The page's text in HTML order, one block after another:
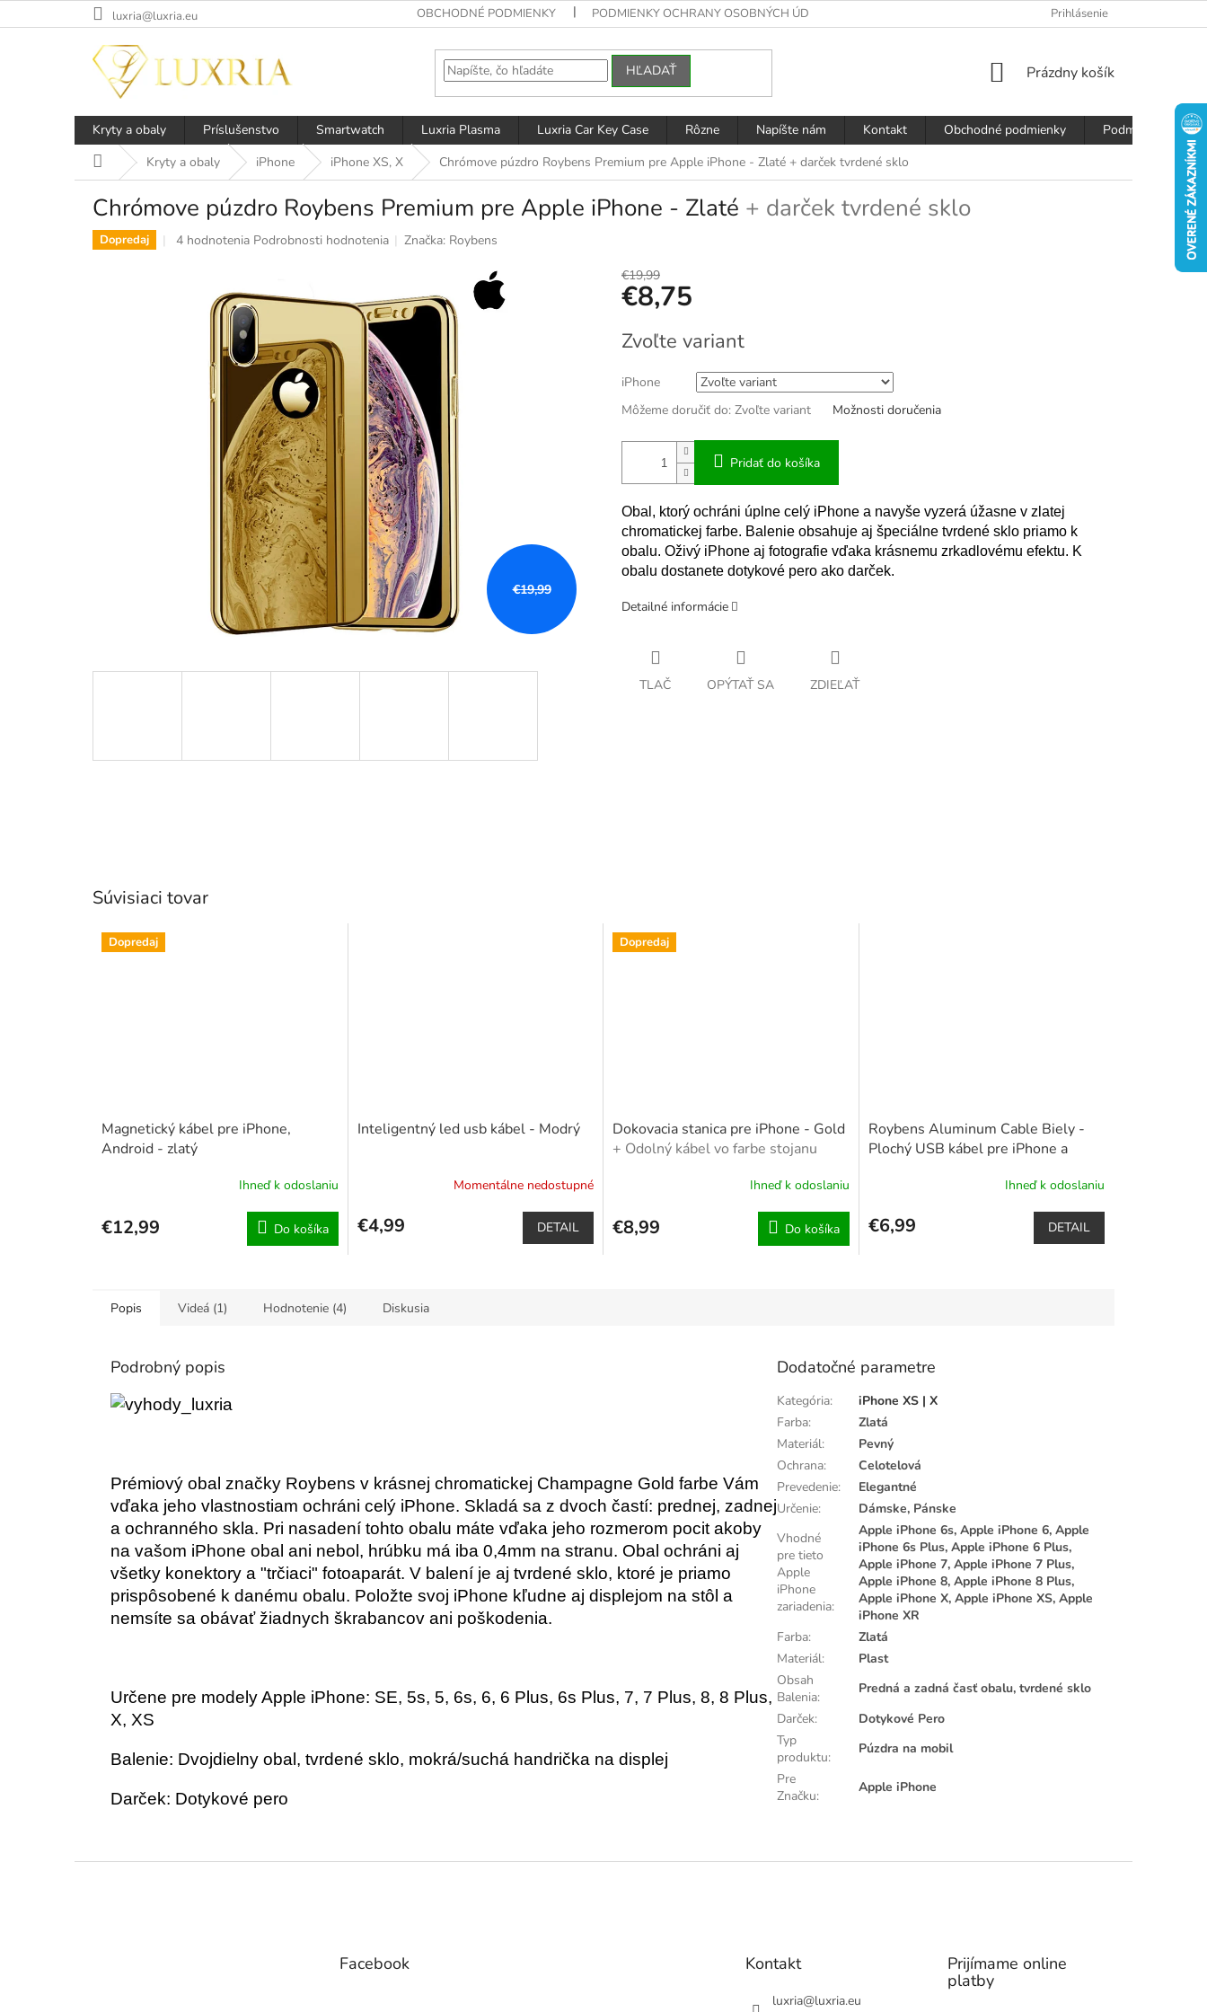
na
luxria@luxria.eu OBCHODNÉ PODMIENKY PODMIENKY OCHRANY OSOBNÝCH ÚDAJOV Prihlásenie
HĽADAŤ
NÁKUPNÝ
Prázdny košík
Kryty a obaly Príslušenstvo Smartwatch Luxria Plasma Luxria Car Key Case Rôzne Napíšte nám Kontakt Obchodné podmienky
Podmienky
DomovKryty a obaly iPhone iPhone XS, X Chrómove púzdro Roybens Premium pre Apple iPhone - Zlaté + darček tvrdené sklo
Chrómove púzdro Roybens Premium pre Apple iPhone - Zlaté + darček tvrdené sklo
Dopredaj
Priemerné
hviezdičiek.
4 hodnotenia Podrobnosti hodnotenia Značka: Roybens
€19,99
€19,99
€8,75
cena:
Zvoľte variant
iPhone
Môžeme doručiť do: Zvoľte variant Možnosti doručenia
Pridať do košíka
Obal, ktorý ochráni úplne celý iPhone a navyše vyzerá úžasne v zlatej
chromatickej farbe. Balenie obsahuje aj špeciálne tvrdené sklo priamo k
obalu. Oživý iPhone aj fotografie vďaka krásnemu zrkadlovému efektu. K
obalu dostanete dotykové pero ako darček.
Detailné informácie
TLAČ OPÝTAŤ SA ZDIEĽAŤ
Súvisiaci tovar
Dopredaj
Magnetický kábel pre iPhone,
Android - zlatý
produktu
je
hviezdičiek.
Ihneď k odoslaniu
€12,99 Do košíka
Inteligentný led usb kábel - Modrý
produktu
hviezdičiek.
Momentálne nedostupné
€4,99 DETAIL
Dopredaj
Dokovacia stanica pre iPhone - Gold
+ Odolný kábel vo farbe stojanu
Ihneď k odoslaniu
€8,99 Do košíka
Roybens Aluminum Cable Biely -
Plochý USB kábel pre iPhone a
Ihneď k odoslaniu
€6,99 DETAIL
Popis Videá (1) Hodnotenie (4) Diskusia
Podrobný popis
Prémiový obal značky Roybens v krásnej chromatickej Champagne Gold farbe Vám
vďaka jeho vlastnostiam ochráni celý iPhone. Skladá sa z dvoch častí: prednej, zadnej
a ochranného skla. Pri nasadení tohto obalu máte vďaka jeho rozmerom pocit akoby
na vašom iPhone obal ani nebol, hrúbku má iba 0,4mm na stranu. Obal ochráni aj
všetky konektory a "trčiaci" fotoaparát. V balení je aj tvrdené sklo, ktoré je priamo
prispôsobené k danému obalu. Položte svoj iPhone kľudne aj displejom na stôl a
nemsíte sa obávať žiadnych škrabancov ani poškodenia.
Určene pre modely Apple iPhone: SE, 5s, 5, 6s, 6, 6 Plus, 6s Plus, 7, 7 Plus, 8, 8 Plus,
X, XS
Balenie: Dvojdielny obal, tvrdené sklo, mokrá/suchá handrička na displej
Darček: Dotykové pero
Dodatočné parametre
Kategória:
iPhone XS | X
Farba:
Zlatá
Materiál:
Pevný
Ochrana:
Celotelová
Prevedenie:
Elegantné
Určenie:
Dámske, Pánske
Vhodné
pre tieto
Apple
iPhone
zariadenia:
Apple iPhone 6s, Apple iPhone 6, Apple
iPhone 6s Plus, Apple iPhone 6 Plus,
Apple iPhone 7, Apple iPhone 7 Plus,
Apple iPhone 8, Apple iPhone 8 Plus,
Apple iPhone X, Apple iPhone XS, Apple
iPhone XR
Farba:
Zlatá
Materiál:
Plast
Obsah
Balenia:
Predná a zadná časť obalu, tvrdené sklo
Darček:
Dotykové Pero
Typ
produktu:
Púzdra na mobil
Pre
Značku:
Apple iPhone
Facebook Kontakt
luxria@luxria.eu
Prijímame online
platby